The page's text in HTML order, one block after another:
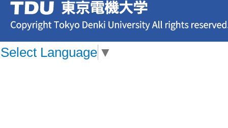
Select Language ▼